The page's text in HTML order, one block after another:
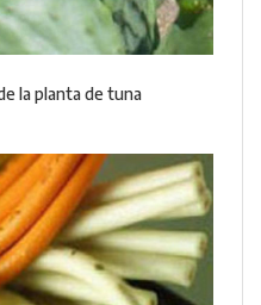
la planta de tuna